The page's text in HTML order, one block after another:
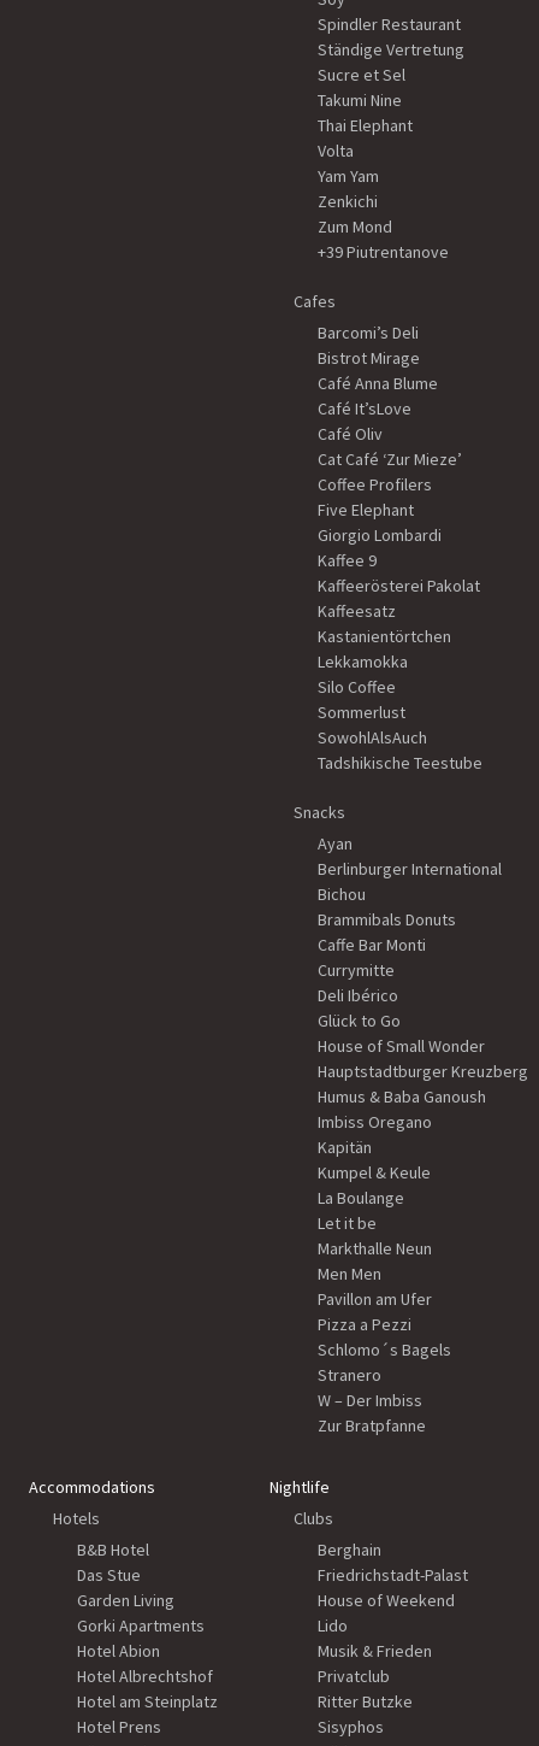
Spindler Restaurant
Ständige Vertretung
Sucre et Sel
Takumi Nine
Thai Elephant
Volta
Yam Yam
Zenkichi
Zum Mond
+39 Piutrentanove
Cafes
Barcomi’s Deli
Bistrot Mirage
Café Anna Blume
Café It’sLove
Café Oliv
Cat Café ‘Zur Mieze’
Coffee Profilers
Five Elephant
Giorgio Lombardi
Kaffee 9
Kaffeerösterei Pakolat
Kaffeesatz
Kastanientörtchen
Lekkamokka
Silo Coffee
Sommerlust
SowohlAlsAuch
Tadshikische Teestube
Snacks
Ayan
Berlinburger International
Bichou
Brammibals Donuts
Caffe Bar Monti
Currymitte
Deli Ibérico
Glück to Go
House of Small Wonder
Hauptstadtburger Kreuzberg
Humus & Baba Ganoush
Imbiss Oregano
Kapitän
Kumpel & Keule
La Boulange
Let it be
Markthalle Neun
Men Men
Pavillon am Ufer
Pizza a Pezzi
Schlomo´s Bagels
Stranero
W – Der Imbiss
Zur Bratpfanne
Accommodations
Hotels
B&B Hotel
Das Stue
Garden Living
Gorki Apartments
Hotel Abion
Hotel Albrechtshof
Hotel am Steinplatz
Hotel Prens
Nightlife
Clubs
Berghain
Friedrichstadt-Palast
House of Weekend
Lido
Musik & Frieden
Privatclub
Ritter Butzke
Sisyphos